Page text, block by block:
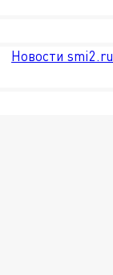
Новости smi2.ru